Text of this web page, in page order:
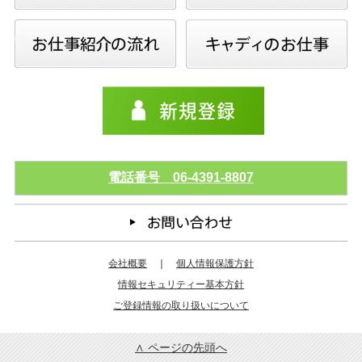
電話番号 06-4391-8807
会社概要
個人情報保護方針
情報セキュリティー基本方針
ご登録情報の取り扱いについて
∧ ページの先頭へ